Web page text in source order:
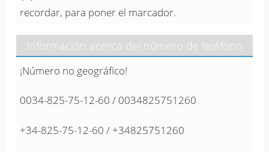
recordar, para poner el marcador.
Información acerca del número de teléfono
¡Número no geográfico!
0034-825-75-12-60 / 0034825751260
+34-825-75-12-60 / +34825751260